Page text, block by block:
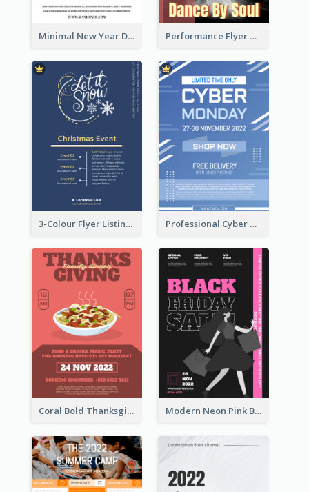
Minimal New Year Dinning Promotion Design Idea Performance Flyer With Monochrome Photo
3-Colour Flyer Listing Christmas Activities Professional Cyber Monday Free Delivery Promotion Flyer Design
Coral Bold Thanksgiving Dinner Promotion Flyer Modern Neon Pink Black Friday Shopping Sale Day Flyer